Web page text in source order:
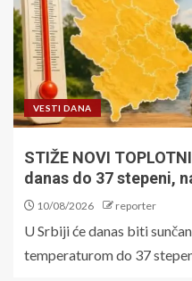
VESTI DANA
STIŽE NOVI
danas do 37 stepeni,
10/08/2026 reporter
U Srbiji će danas biti
temperaturom do 37